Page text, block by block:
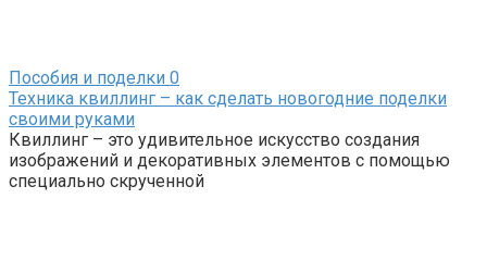
Пособия и поделки 0
Техника квиллинг – как сделать новогодние поделки
своими руками
Квиллинг – это удивительное искусство создания
изображений и декоративных элементов с помощью
специально скрученной